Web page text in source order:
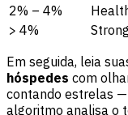
2% – 4%
> 4%
Strong
Em seguida, leia
hóspedes com
contando estrelas
algoritmo analisa o